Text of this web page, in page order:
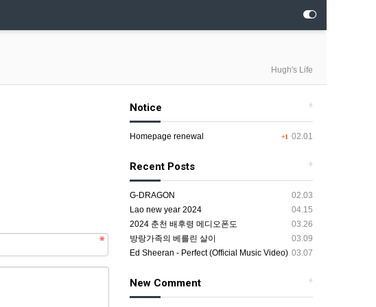
Hugh's Life
+
Notice
+1 02.01
Homepage renewal
+
Recent Posts
02.03
G-DRAGON
04.15
Lao new year 2024
03.26
2024 춘천 배후령 메디오폰도
03.09
방랑가족의 베를린 살이
03.07
Ed Sheeran - Perfect (Official Music Video)
+
New Comment